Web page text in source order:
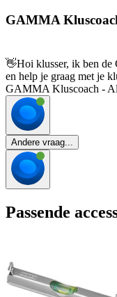
GAMMA
👋Hoi klusser, ik ben
en help je graag met je
GAMMA Kluscoach -
Andere vraag...
Passende